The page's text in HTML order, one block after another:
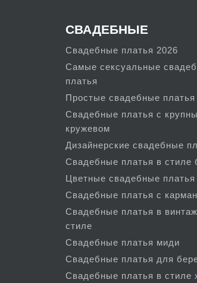
СВАДЕБНЫЕ
Свадебные платья 2026
Самые сексуальные
платья
Простые свадебные платья
Свадебные платья с
кружевом
Дизайнерские свадебные
Свадебные платья в стиле
Цветные свадебные платья
Свадебные платья с
Свадебные платья в
стиле
Свадебные платья миди
Свадебные платья для
Свадебные платья в стиле